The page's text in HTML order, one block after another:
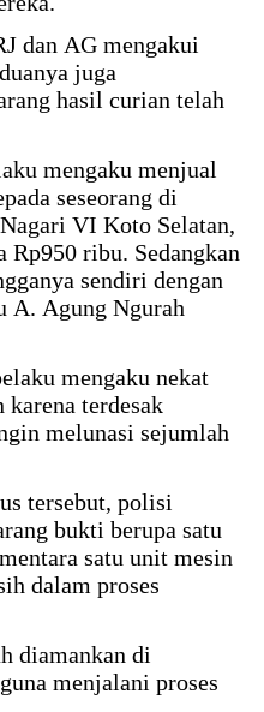
dan AG mengakui
juga
hasil curian telah
mengaku menjual
seseorang di
VI Koto Selatan,
Rp950 ribu. Sedangkan
sendiri dengan
A. Agung Ngurah
mengaku nekat
terdesak
melunasi sejumlah
tersebut, polisi
bukti berupa satu
satu unit mesin
dalam proses
diamankan di
menjalani proses